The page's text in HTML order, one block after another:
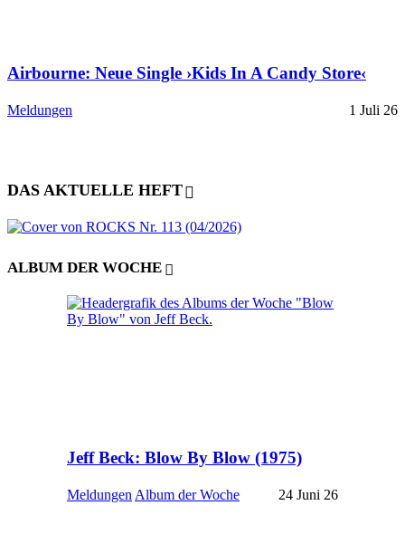
Airbourne: Neue Single ›Kids In A Candy Store‹
Meldungen 1 Juli 26
DAS AKTUELLE HEFT
ALBUM DER WOCHE
Jeff Beck: Blow By Blow (1975)
Meldungen Album der Woche 24 Juni 26